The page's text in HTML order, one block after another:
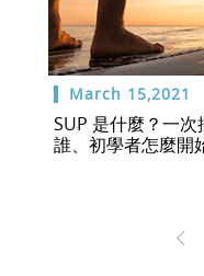
March 15,2021
SUP 是什麼？一
誰、初學者怎麼開